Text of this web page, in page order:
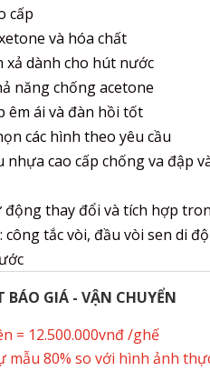
cấp
và hóa chất
xả dành cho hút nước
năng chống acetone
êm ái và đàn hồi tốt
các hình theo yêu cầu
nhựa cao cấp chống va đập
động thay đổi và tích hợp
công tắc vòi, đầu vòi sen di
BÁO GIÁ - VẬN CHUYỂN
= 12.500.000vnđ /ghế
mẫu 80% so với hình ảnh